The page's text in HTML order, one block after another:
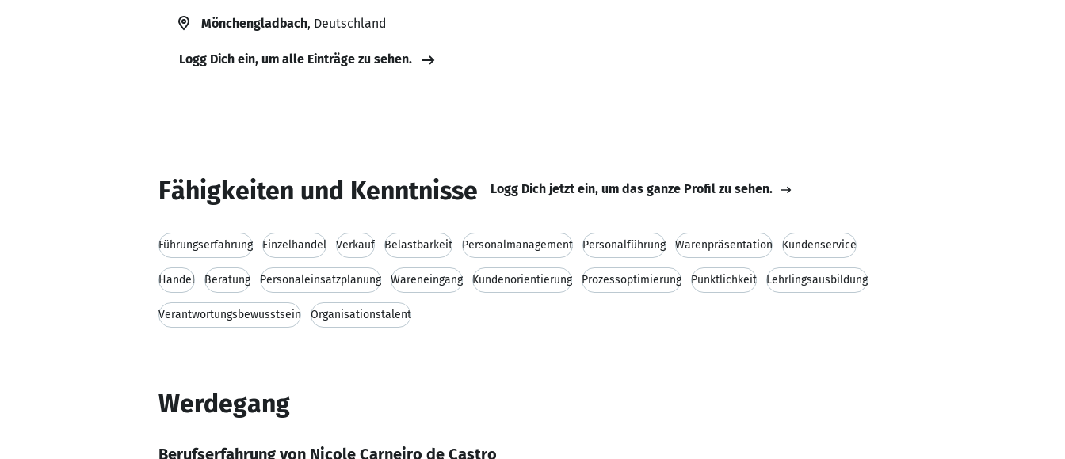
Mönchengladbach, Deutschland
Logg Dich ein, um alle Einträge zu sehen.
Fähigkeiten und Kenntnisse Logg Dich jetzt ein, um das ganze Profil zu sehen.
Führungserfahrung Einzelhandel Verkauf Belastbarkeit Personalmanagement Personalführung Warenpräsentation Kundenservice
Handel Beratung Personaleinsatzplanung Wareneingang Kundenorientierung Prozessoptimierung Pünktlichkeit Lehrlingsausbildung
Verantwortungsbewusstsein Organisationstalent
Werdegang
Berufserfahrung von Nicole Carneiro de Castro